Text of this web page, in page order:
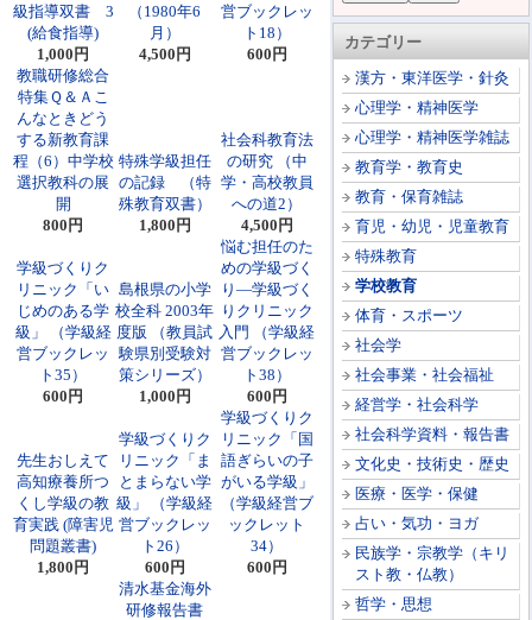
カテゴリー
漢方・東洋医学・針灸
心理学・精神医学
心理学・精神医学雑誌
教育学・教育史
教育・保育雑誌
育児・幼児・児童教育
特殊教育
学校教育
体育・スポーツ
社会学
社会事業・社会福祉
経営学・社会科学
社会科学資料・報告書
文化史・技術史・歴史
医療・医学・保健
占い・気功・ヨガ
民族学・宗教学（キリ
スト教・仏教）
哲学・思想
級指導双書 3
(給食指導)
1,000円
（1980年6
月）
4,500円
営ブックレッ
ト18）
600円
教職研修総合
特集Ｑ＆Ａこ
んなときどう
する新教育課
程（6）中学校
選択教科の展
開
800円
特殊学級担任
の記録 （特
殊教育双書）
1,800円
社会科教育法
の研究 （中
学・高校教員
への道2）
4,500円
学級づくりク
リニック「い
じめのある学
級」 （学級経
営ブックレッ
ト35）
600円
島根県の小学
校全科 2003年
度版 （教員試
験県別受験対
策シリーズ）
1,000円
悩む担任のた
めの学級づく
り―学級づく
りクリニック
入門 （学級経
営ブックレッ
ト38）
600円
先生おしえて
高知療養所つ
くし学級の教
育実践 (障害児
問題叢書)
1,800円
学級づくりク
リニック「ま
とまらない学
級」 （学級経
営ブックレッ
ト26）
600円
学級づくりク
リニック「国
語ぎらいの子
がいる学級」
（学級経営ブ
ックレット
34）
600円
清水基金海外
研修報告書